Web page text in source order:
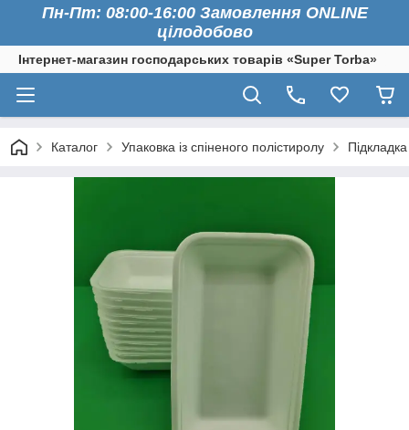
Пн-Пт: 08:00-16:00 Замовлення ONLINE
цілодобово
Інтернет-магазин господарських товарів «Super Torba»
Каталог Упаковка із спіненого полістиролу